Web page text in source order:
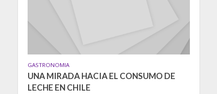
GASTRONOMIA
UNA MIRADA HACIA EL CONSUMO DE
LECHE EN CHILE